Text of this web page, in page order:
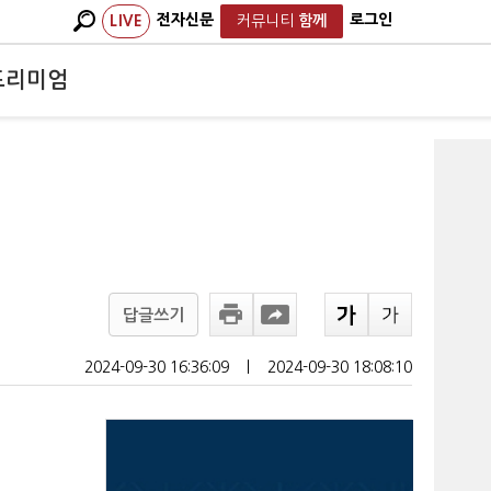
LIVE 전자신문 커뮤니티 함께 로그인
리미엄
답글쓰기
2024-09-30 16:36:09 2024-09-30 18:08:10